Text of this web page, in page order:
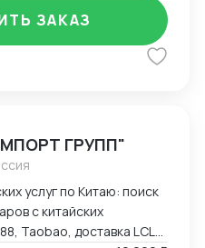
до менеджера по
международных
железной дорогой и
издержек;
международных
инвойсы, упаковочные
документы;
станциями и
движения грузов,
ЗАКАЗ
ГРУПП"
услуг по Китаю: поиск
с китайских
Taobao, доставка LCL